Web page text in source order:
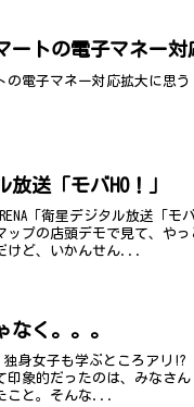
ートの電子マネー対
の電子マネー対応拡大に思う
送「モバHO！」
「衛星デジタル放送「
ップの店頭デモで見て、や
けど、いかんせん...
なく。。。
身女子も学ぶところアリ!?
印象的だったのは、みなさ
こと。そんな...